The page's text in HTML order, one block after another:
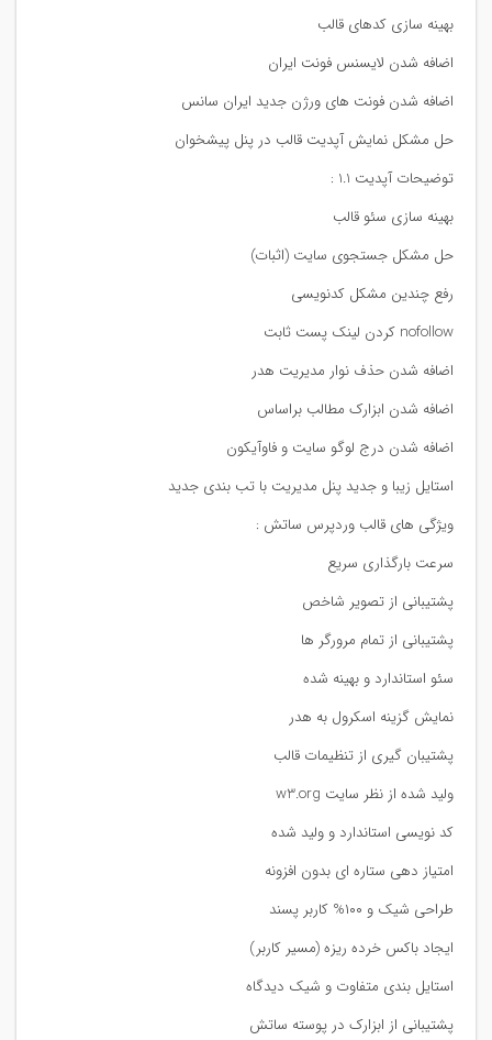
بهینه سازی کدهای قالب
اضافه شدن لایسنس فونت ایران
اضافه شدن فونت های ورژن جدید ایران سانس
حل مشکل نمایش آپدیت قالب در پنل پیشخوان
توضیحات آپدیت 1.1 :
بهینه سازی سئو قالب
حل مشکل جستجوی سایت (اثبات)
رفع چندین مشکل کدنویسی
nofollow کردن لینک پست ثابت
اضافه شدن حذف نوار مدیریت هدر
اضافه شدن ابزارک مطالب براساس
اضافه شدن درج لوگو سایت و فاوآیکون
استایل زیبا و جدید پنل مدیریت با تب بندی جدید
ویژگی های قالب وردپرس ساتش :
سرعت بارگذاری سریع
پشتیبانی از تصویر شاخص
پشتیبانی از تمام مرورگر ها
سئو استاندارد و بهینه شده
نمایش گزینه اسکرول به هدر
پشتیبان گیری از تنظیمات قالب
ولید شده از نظر سایت w3.org
کد نویسی استاندارد و ولید شده
امتیاز دهی ستاره ای بدون افزونه
طراحی شیک و ۱۰۰% کاربر پسند
ایجاد باکس خرده ریزه (مسیر کاربر)
استایل بندی متفاوت و شیک دیدگاه
پشتیبانی از ابزارک در پوسته ساتش